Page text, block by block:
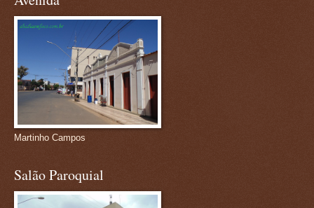
Martinho Campos
Salão Paroquial